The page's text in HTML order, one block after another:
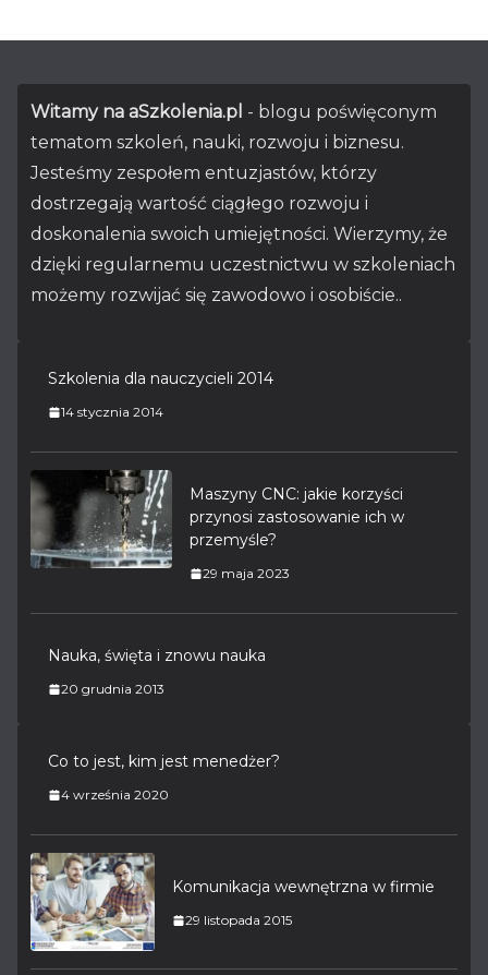
Witamy na aSzkolenia.pl - blogu poświęconym
tematom szkoleń, nauki, rozwoju i biznesu.
Jesteśmy zespołem entuzjastów, którzy
dostrzegają wartość ciągłego rozwoju i
doskonalenia swoich umiejętności. Wierzymy, że
dzięki regularnemu uczestnictwu w szkoleniach
możemy rozwijać się zawodowo i osobiście..
Szkolenia dla nauczycieli 2014
14 stycznia 2014
Maszyny CNC: jakie korzyści
przynosi zastosowanie ich w
przemyśle?
29 maja 2023
Nauka, święta i znowu nauka
20 grudnia 2013
Co to jest, kim jest menedżer?
4 września 2020
Komunikacja wewnętrzna w firmie
29 listopada 2015